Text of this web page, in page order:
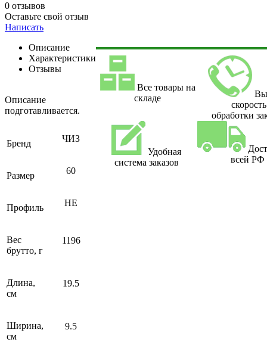
0 отзывов
Оставьте свой отзыв
Написать
Описание
Характеристики
Отзывы
Описание
подготавливается.
Бренд ЧИЗ
Размер 60
Профиль НЕ
Вес
брутто, г
1196
Длина,
см
19.5
Ширина,
см
9.5
Все товары на
складе
скорость
обработки
Удобная
система заказов
всей РФ